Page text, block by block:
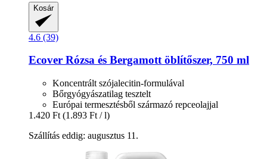
Kosár
4.6 (39)
Ecover Rózsa és Bergamott öblítőszer, 750 ml
Koncentrált szójalecitin-formulával
Bőrgyógyászatilag tesztelt
Európai termesztésből származó repceolajjal
1.420 Ft (1.893 Ft / l)
Szállítás eddig: augusztus 11.